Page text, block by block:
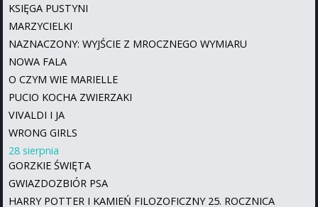
KSIĘGA PUSTYNI
MARZYCIELKI
NAZNACZONY: WYJŚCIE Z MROCZNEGO WYMIARU
NOWA FALA
O CZYM WIE MARIELLE
PUCIO KOCHA ZWIERZAKI
VIVALDI I JA
WRONG GIRLS
28 sierpnia
GORZKIE ŚWIĘTA
GWIAZDOZBIÓR PSA
HARRY POTTER I KAMIEŃ FILOZOFICZNY 25. ROCZNICA